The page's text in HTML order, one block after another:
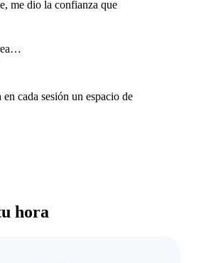
me dio la confianza que
cada sesión un espacio de
hora